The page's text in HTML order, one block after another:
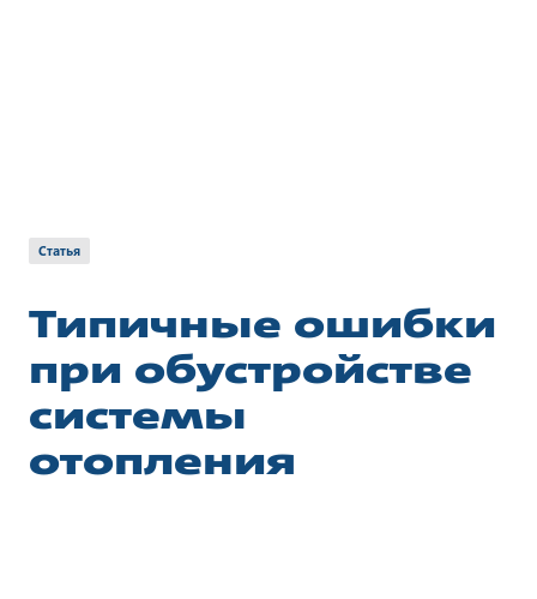
Статья
Типичные ошибки
при обустройстве
системы
отопления